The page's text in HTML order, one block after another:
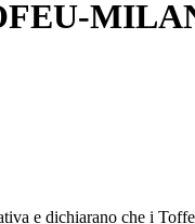
e dichiarano che i